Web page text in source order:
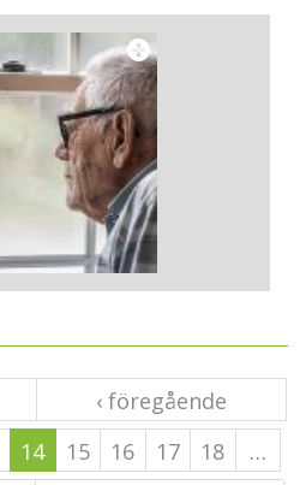
‹ föregående
14 15 16 17 18
…